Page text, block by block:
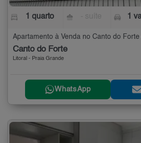
1 quarto 1
Apartamento à Venda no Canto do
Canto do Forte
Litoral - Praia Grande
WhatsApp